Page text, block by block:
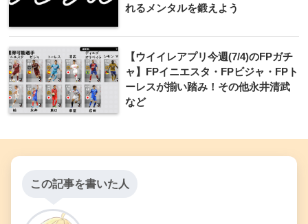
れるメンタルを鍛えよう
【ウイイレアプリ今週(7/4)のFPガチ
ャ】FPイニエスタ・FPビジャ・FPト
ーレスが揃い踏み！その他永井清武
など
この記事を書いた人